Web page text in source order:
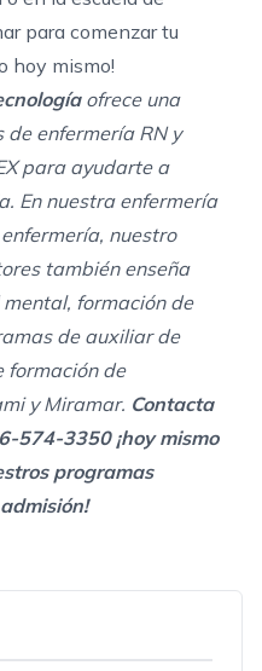
para comenzar tu
hoy mismo!
ofrece una
de enfermería RNy
para ayudarte a
En nuestra enfermería
, nuestro
también enseña
mental, formación de
de auxiliar de
formación de
y Miramar. Contacta
574-3350¡hoy mismo
programas